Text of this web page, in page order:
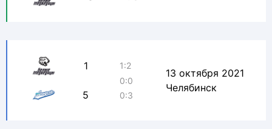
1
5
1:2
0:0
0:3
13 октября 2021
Челябинск